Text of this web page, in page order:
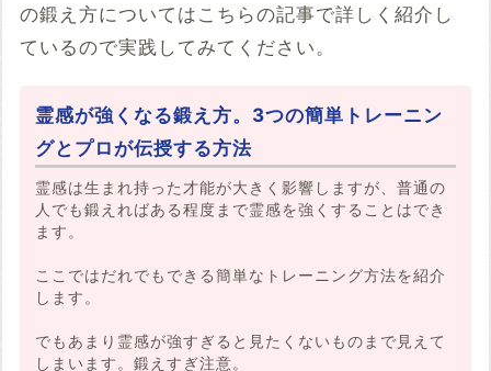
の鍛え方についてはこちらの記事で詳しく紹介し
ているので実践してみてください。
霊感が強くなる鍛え方。3つの簡単トレーニン
グとプロが伝授する方法
霊感は生まれ持った才能が大きく影響しますが、普通の
人でも鍛えればある程度まで霊感を強くすることはでき
ます。
ここではだれでもできる簡単なトレーニング方法を紹介
します。
でもあまり霊感が強すぎると見たくないものまで見えて
しまいます。鍛えすぎ注意。